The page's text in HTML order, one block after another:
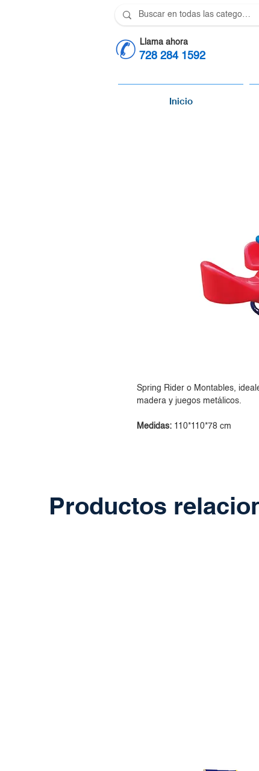
Llama ahora
728 284 1592
Inicio
Spring Rider o Montables,
madera y juegos metálicos.
Medidas: 110*110*78 cm
Productos